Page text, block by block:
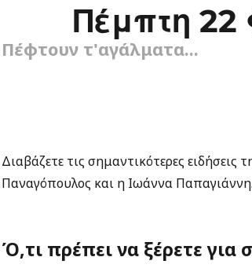
Πέμπτη 22
Πέφτουν τ'αγάλματα...
Διαβάζετε τις σημαντικότερες
Παναγόπουλος και η Ιωάννα Παπαγιάννη.
Ό,τι πρέπει να ξέρετε για